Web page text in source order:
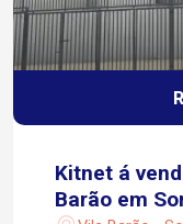
Kitnet á
Barão em